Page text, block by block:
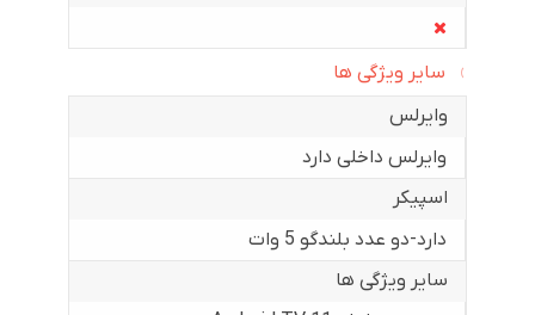
سایر ویژگی ها
وایرلس
وایرلس داخلی دارد
اسپیکر
دارد-دو عدد بلندگو 5 وات
سایر ویژگی ها